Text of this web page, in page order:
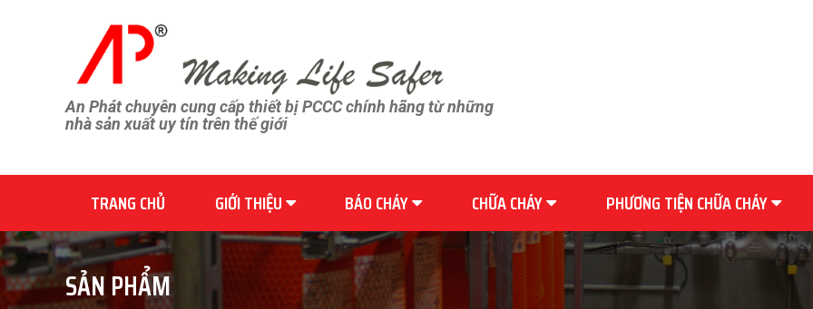
An Phát chuyên cung cấp thiết bị PCCC chính hãng từ những
nhà sản xuất uy tín trên thế giới
TRANG CHỦ GIỚI THIỆU BÁO CHÁY CHỮA CHÁY PHƯƠNG TIỆN CHỮA CHÁY
SẢN PHẨM